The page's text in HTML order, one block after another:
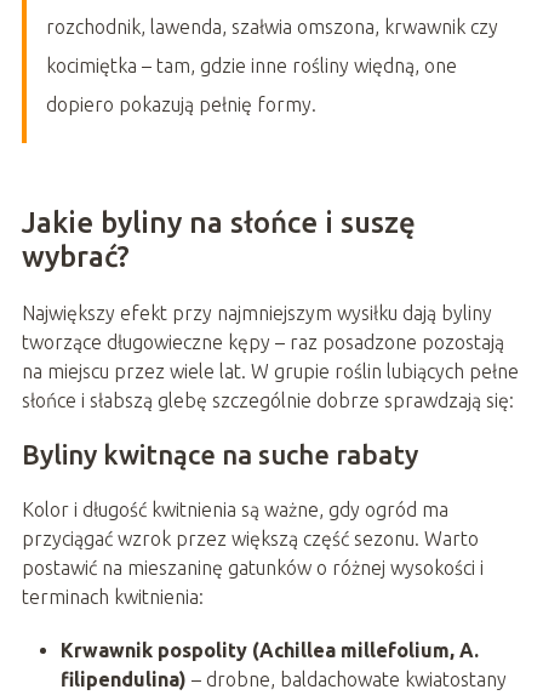
rozchodnik, lawenda, szałwia omszona, krwawnik czy
kocimiętka – tam, gdzie inne rośliny więdną, one
dopiero pokazują pełnię formy.
Jakie byliny na słońce i suszę
wybrać?
Największy efekt przy najmniejszym wysiłku dają byliny
tworzące długowieczne kępy – raz posadzone pozostają
na miejscu przez wiele lat. W grupie roślin lubiących pełne
słońce i słabszą glebę szczególnie dobrze sprawdzają się:
Byliny kwitnące na suche rabaty
Kolor i długość kwitnienia są ważne, gdy ogród ma
przyciągać wzrok przez większą część sezonu. Warto
postawić na mieszaninę gatunków o różnej wysokości i
terminach kwitnienia:
Krwawnik pospolity (Achillea millefolium, A.
filipendulina) – drobne, baldachowate kwiatostany